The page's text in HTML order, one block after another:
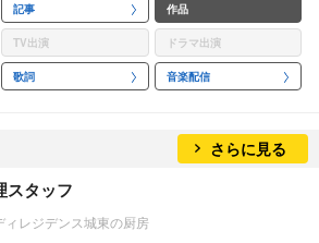
記事 作品
TV出演 ドラマ出演
歌詞 音楽配信
さらに見る
スタッフ
レジデンス城東の厨房